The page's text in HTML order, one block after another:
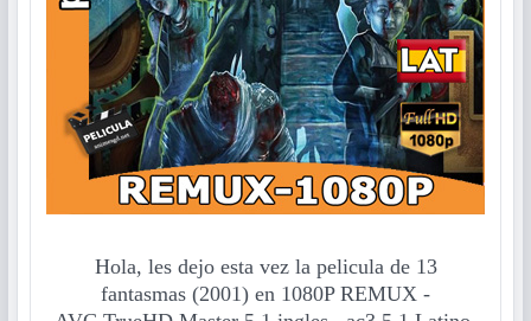
Hola, les dejo esta vez la pelicula de 13
fantasmas (2001) en 1080P REMUX -